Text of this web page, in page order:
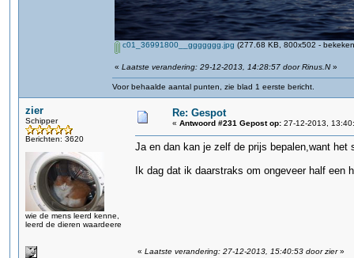
c01_36991800__ggggggg.jpg (277.68 KB, 800x502 -
« Laatste verandering: 29-12-2013, 14:28:57 door Rinus.N»
Voor behaalde aantal punten, zie blad 1 eerste bericht.
zier
Schipper
Berichten: 3620
wie de mens leerd kenne,
leerd de dieren waardeere
Re: Gespot
« Antwoord #231 Gepost op: 27-12-2013,
Ja en dan kan je zelf de prijs bepalen,want
Ik dag dat ik daarstraks om ongeveer half
« Laatste verandering: 27-12-2013, 15:40:53 door zier»